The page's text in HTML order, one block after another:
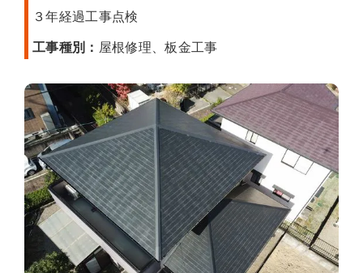
３年経過工事点検
工事種別： 屋根修理、板金工事